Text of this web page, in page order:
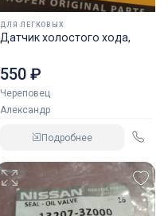
ДЛЯ ЛЕГКОВЫХ
Датчик холостого хода,
550 ₽
Череповец
Александр
Подробнее